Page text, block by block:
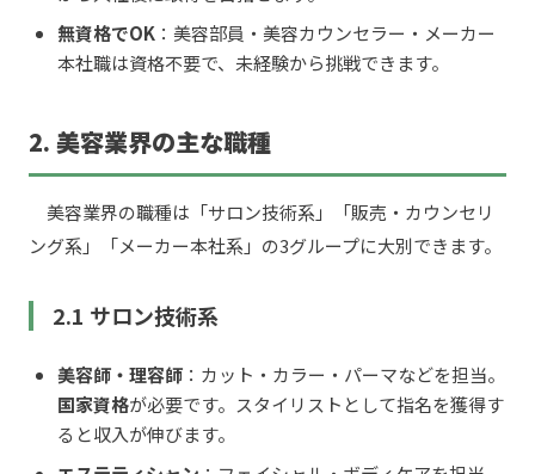
無資格でOK ：美容部員・美容カウンセラー・メーカー
本社職は資格不要で、未経験から挑戦できます。
2. 美容業界の主な職種
美容業界の職種は「サロン技術系」「販売・カウンセリ
ング系」「メーカー本社系」の3グループに大別できます。
2.1 サロン技術系
美容師・理容師 ：カット・カラー・パーマなどを担当。
国家資格が必要です。スタイリストとして指名を獲得す
ると収入が伸びます。